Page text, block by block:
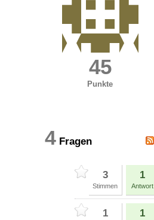
45
Punkte
4 Fragen
3
Stimmen
1
Antwort
1 1